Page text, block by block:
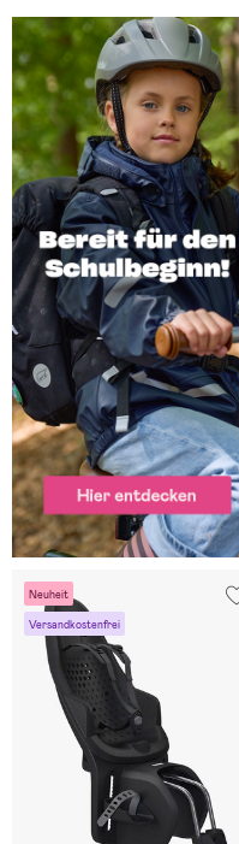
Neuheit
Versandkostenfrei